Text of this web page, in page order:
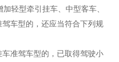
轻型牵引挂车、中型客车、
车型的，还应当符合下列规
车准驾车型的，已取得驾驶小